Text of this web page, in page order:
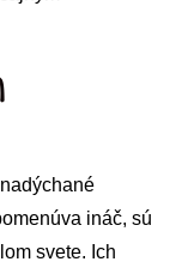
ináč, sú
svete. Ich